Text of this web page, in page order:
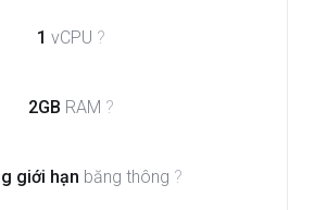
1 vCPU ?
2GB RAM ?
giới hạn băng thông ?